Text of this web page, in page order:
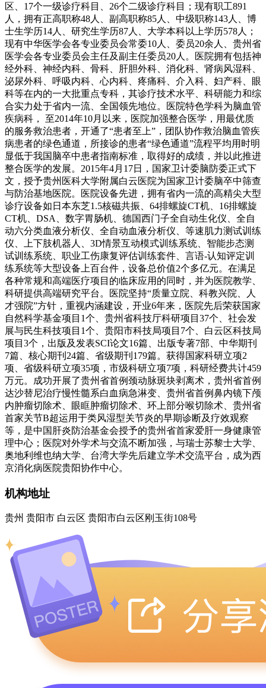
区、17个一级诊疗科目、26个二级诊疗科目；现有职工891
人，拥有正高职称48人、副高职称85人、中级职称143人、博
士生学历14人、研究生学历87人、大学本科以上学历578人；
现有中华医学会各专业委员会常委10人、委员20余人、贵州省
医学会各专业委员会主任及副主任委员20人。医院拥有包括神
经外科、神经内科、骨科、肝胆外科、消化科、肾病风湿科、
泌尿外科、呼吸内科、心内科、疼痛科、介入科、妇产科、眼
科等在内的一大批重点专科，其诊疗技术水平、科研能力和综
合实力处于省内一流、全国领先地位。医院特色学科为脑血管
疾病科， 至2014年10月以来，医院加强整合医学，用最优质
的服务救治患者，开通了“患者至上”，团队协作救治脑血管疾
病患者的绿色通道，所接诊的患者“绿色通道”流程平均用时明
显低于我国脑卒中患者指南标准，取得好的成绩，并以此推进
整合医学的发展。2015年4月17日，国家卫计委脑防委正式下
文，授予贵州医科大学附属白云医院为国家卫计委脑卒中筛查
与防治基地医院。医院设备先进，拥有省内一流的高精尖大型
诊疗设备如日本东芝1.5核磁共振、64排螺旋CT机、16排螺旋
CT机、DSA、数字胃肠机、德国西门子全自动生化仪、全自
动六分类血液分析仪、全自动血液分析仪、等速肌力测试训练
仪、上下肢机器人、3D情景互动模式训练系统、智能步态测
试训练系统、职业工伤康复评估训练套件、言语-认知评定训
练系统等大型设备上百台件，设备总价值2个多亿元。在满足
各种常规和高端医疗项目的临床应用的同时，并为医院教学、
科研提供高端研究平台。医院坚持“质量立院、科教兴院、人
才强院”方针，重视内涵建设，开业6年来，医院先后荣获国家
自然科学基金项目1个、贵州省科技厅科研项目37个、社会发
展与民生科技项目1个、贵阳市科技局项目7个、白云区科技局
项目3个，出版及发表SCI论文16篇、出版专著7部、中华期刊
7篇、核心期刊24篇、省级期刊179篇。获得国家科研立项2
项、省级科研立项35项，市级科研立项7项，科研经费共计459
万元。成功开展了贵州省首例颈动脉斑块剥离术，贵州省首例
达沙替尼治疗慢性髓系白血病急淋变、贵州省首例鼻内镜下颅
内肿瘤切除术、眼眶肿瘤切除术、环上部分喉切除术、贵州省
首家关节B超运用于类风湿型关节炎的早期诊断及疗效观察
等，是中国肝炎防治基金会授予的贵州省首家爱肝一身健康管
理中心；医院对外学术与交流不断加强，与瑞士苏黎士大学、
奥地利维也纳大学、台湾大学先后建立学术交流平台，成为西
京消化病医院贵阳协作中心。
机构地址
贵州 贵阳市 白云区 贵阳市白云区刚玉街108号